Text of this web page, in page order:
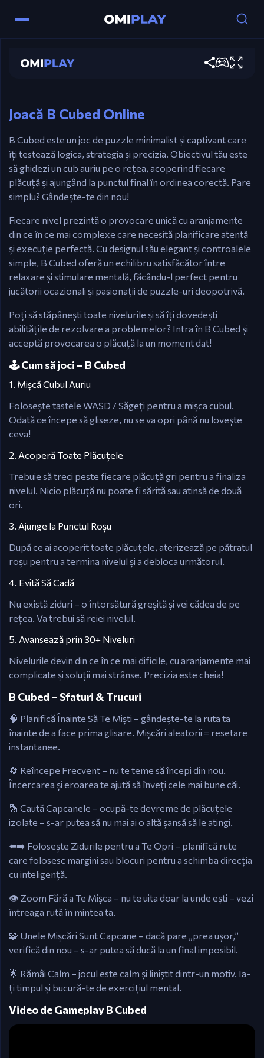
B Cubed
WASD / Săgeți – Mișcă cubul tău.
Joacă B Cubed Online
B Cubed este un joc de puzzle minimalist și captivant care
îți testează logica, strategia și precizia. Obiectivul tău este
să ghidezi un cub auriu pe o rețea, acoperind fiecare
plăcuță și ajungând la punctul final în ordinea corectă. Pare
simplu? Gândește-te din nou!
Fiecare nivel prezintă o provocare unică cu aranjamente
din ce în ce mai complexe care necesită planificare atentă
și execuție perfectă. Cu designul său elegant și controalele
simple, B Cubed oferă un echilibru satisfăcător între
relaxare și stimulare mentală, făcându-l perfect pentru
jucătorii ocazionali și pasionații de puzzle-uri deopotrivă.
Poți să stăpânești toate nivelurile și să îți dovedești
abilitățile de rezolvare a problemelor? Intra în B Cubed și
acceptă provocarea o plăcuță la un moment dat!
🕹️ Cum să joci – B Cubed
1. Mișcă Cubul Auriu
Folosește tastele WASD / Săgeți pentru a mișca cubul.
Odată ce începe să gliseze, nu se va opri până nu lovește
ceva!
2. Acoperă Toate Plăcuțele
Trebuie să treci peste fiecare plăcuță gri pentru a finaliza
nivelul. Nicio plăcuță nu poate fi sărită sau atinsă de două
ori.
3. Ajunge la Punctul Roșu
După ce ai acoperit toate plăcuțele, aterizează pe pătratul
roșu pentru a termina nivelul și a debloca următorul.
4. Evită Să Cadă
Nu există ziduri – o întorsătură greșită și vei cădea de pe
rețea. Va trebui să reiei nivelul.
5. Avansează prin 30+ Niveluri
Nivelurile devin din ce în ce mai dificile, cu aranjamente mai
complicate și soluții mai strânse. Precizia este cheia!
B Cubed – Sfaturi & Trucuri
🧠 Planifică Înainte Să Te Miști – gândește-te la ruta ta
înainte de a face prima glisare. Mișcări aleatorii = resetare
instantanee.
🔄 Reîncepe Frecvent – nu te teme să începi din nou.
Încercarea și eroarea te ajută să înveți cele mai bune căi.
🔢 Caută Capcanele – ocupă-te devreme de plăcuțele
izolate – s-ar putea să nu mai ai o altă șansă să le atingi.
⬅️➡️ Folosește Zidurile pentru a Te Opri – planifică rute
care folosesc margini sau blocuri pentru a schimba direcția
cu inteligență.
👁️ Zoom Fără a Te Mișca – nu te uita doar la unde ești – vezi
întreaga rută în mintea ta.
🧩 Unele Mișcări Sunt Capcane – dacă pare „prea ușor,”
verifică din nou – s-ar putea să ducă la un final imposibil.
🌟 Rămâi Calm – jocul este calm și liniștit dintr-un motiv. Ia-
ți timpul și bucură-te de exercițiul mental.
Video de Gameplay B Cubed